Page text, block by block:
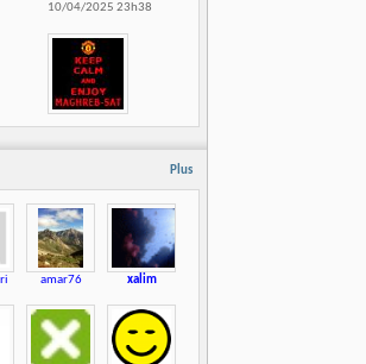
10/04/2025 23h38
Plus
amar76 xalim